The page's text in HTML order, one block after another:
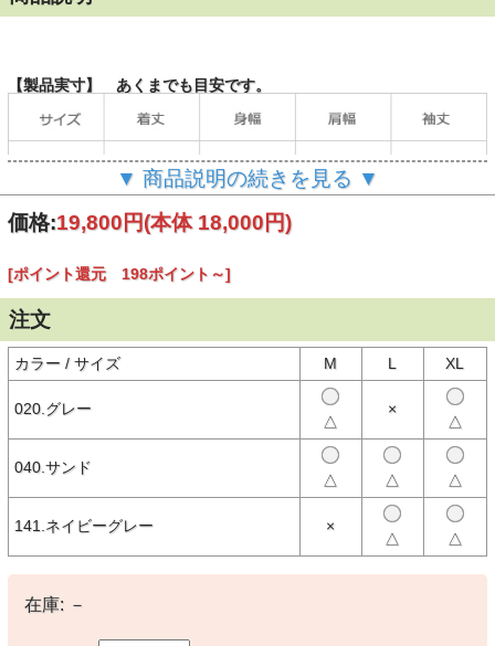
【製品実寸】 あくまでも目安です。
（単位：cm）
当店の計測方法はこちらをご確認ください。
【商品説明】
TOYS McCOY（トイズマッコイ）の定番スウェットシャツ。
"ヴィンテージピースを徹底検証し、4本針ミシンを用いたフラットシ
ーマー仕様で仕上げた定番のスウェットシャツ。今回はシンプルに
'USAF' を左胸にプリント。着込んでいくごとにヤレていく質感はヴ
ィンテージそのもの、と言える。"（トイズマッコイ公式サイトよ
【生産国】
○日本製
多少異なる場合があります。
▼ 商品説明の続きを見る ▼
価格:19,800円(本体 18,000円)
[ポイント還元 198ポイント～]
注文
カラー / サイズ M L XL
020.グレー
△
×
△
040.サンド
△
△ △
141.ネイビーグレー
×
△
△
在庫: －